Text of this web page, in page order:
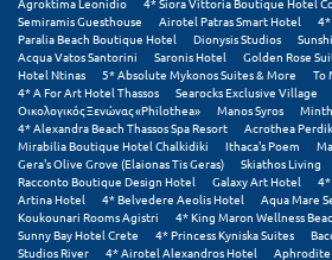
Μουζάκι
Μπαλί Κρήτης
Μπάνσκο
Μπούκα Μεσσηνίας
Μύκονος
Semiramis Guesthouse
Airotel Patras Smart Hotel
4*
Paralia Beach Boutique Hotel
Dionysis Studios
Acqua Vatos Santorini
Saronis Hotel Golden Rose
Hotel Ntinas
5* Absolute Mykonos Suites & More
Το
4* A For Art Hotel Thassos
Searocks Exclusive Village
Οικολογικός Ξενώνας «Philothea»
Manos Syros
4* Alexandra Beach Thassos Spa Resort
Acrothea
Mirabilia Boutique Hotel Chalkidiki
Ithaca's Poem
Gera's Olive Grove (Elaionas Tis Geras)
Skiathos Living
Racconto Boutique Design Hotel
Galaxy Art Hotel
Artina Hotel
4* Belvedere Aeolis Hotel Aqua Mare
Koukounari Rooms Agistri
4* King Maron Wellness
Sunny Bay Hotel Crete
4* Princess Kyniska Suites
Studios River
4* Airotel Alexandros Hotel
Aphrodite